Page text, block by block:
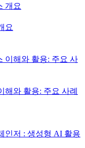
요
와 활용: 주요 사례